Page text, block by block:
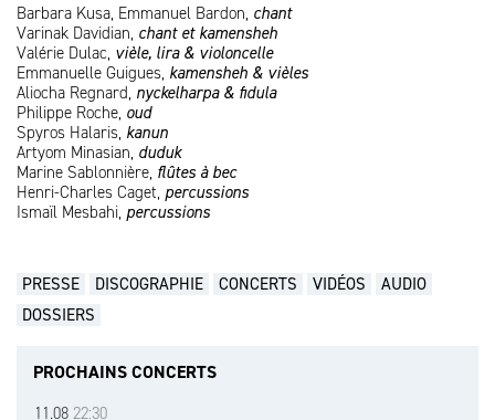
Barbara Kusa, Emmanuel Bardon, chant
Varinak Davidian, chant et kamensheh
Valérie Dulac, vièle, lira & violoncelle
Emmanuelle Guigues, kamensheh & vièles
Aliocha Regnard, nyckelharpa & fidula
Philippe Roche, oud
Spyros Halaris, kanun
Artyom Minasian, duduk
Marine Sablonnière, flûtes à bec
Henri-Charles Caget, percussions
Ismaïl Mesbahi, percussions
PRESSE DISCOGRAPHIE CONCERTS VIDÉOS
AUDIO
DOSSIERS
PROCHAINS CONCERTS
11.08 22:30